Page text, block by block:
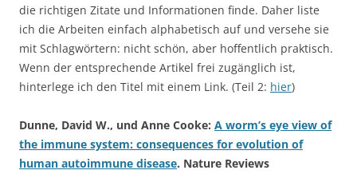
die richtigen Zitate und Informationen finde. Daher liste
ich die Arbeiten einfach alphabetisch auf und versehe sie
mit Schlagwörtern: nicht schön, aber hoffentlich praktisch.
Wenn der entsprechende Artikel frei zugänglich ist,
hinterlege ich den Titel mit einem Link. (Teil 2: hier)
Dunne, David W., und Anne Cooke: A worm’s eye view of
the immune system: consequences for evolution of
human autoimmune disease. Nature Reviews